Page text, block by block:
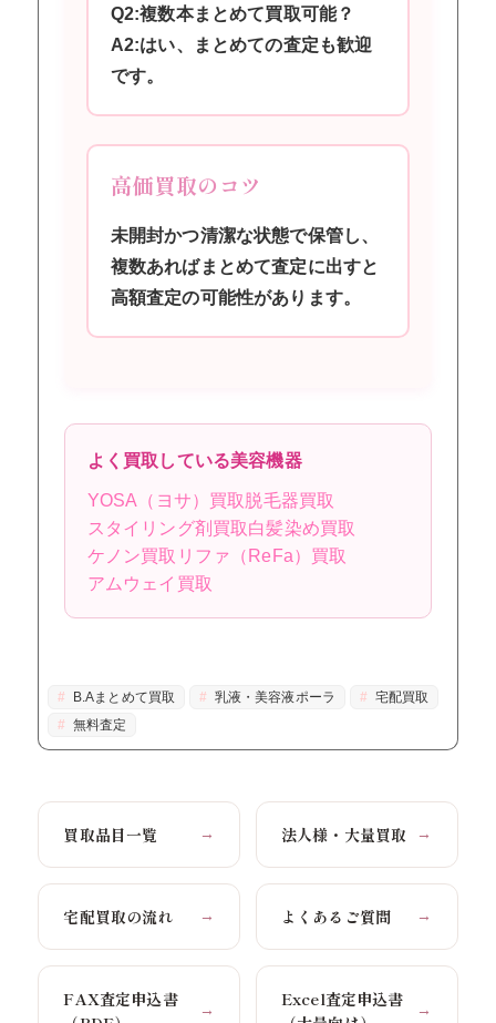
Q2:複数本まとめて買取可能？
A2:はい、まとめての査定も歓迎
です。
高価買取のコツ
未開封かつ清潔な状態で保管し、
複数あればまとめて査定に出すと
高額査定の可能性があります。
よく買取している美容機器
YOSA（ヨサ）買取 脱毛器買取
スタイリング剤買取白髪染め買取
ケノン買取 リファ（ReFa）買取
アムウェイ買取
B.Aまとめて買取 乳液・美容液ポーラ
宅配買取
無料査定
買取品目一覧 → 法人様・大量買取 →
宅配買取の流れ → よくあるご質問 →
FAX査定申込書
→
Excel査定申込書
→